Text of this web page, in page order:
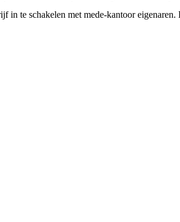
te schakelen met mede-kantoor